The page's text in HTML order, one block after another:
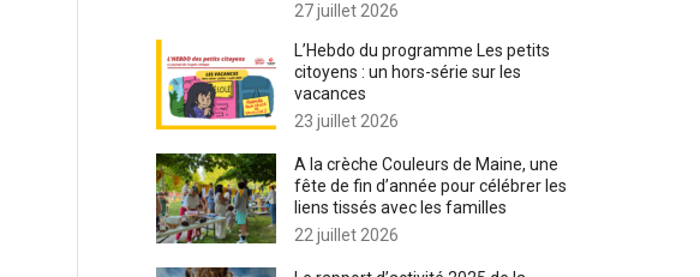
27 juillet 2026
L’Hebdo du programme Les petits
citoyens : un hors-série sur les
vacances
23 juillet 2026
A la crèche Couleurs de Maine, une
fête de fin d’année pour célébrer les
liens tissés avec les familles
22 juillet 2026